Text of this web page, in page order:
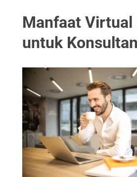
Manfaat Virtual
untuk